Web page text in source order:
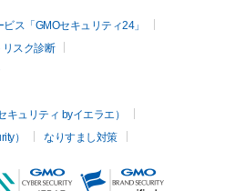
ス「GMOセキュリティ24」
スク診断
ュリティ byイエラエ）
）
なりすまし対策